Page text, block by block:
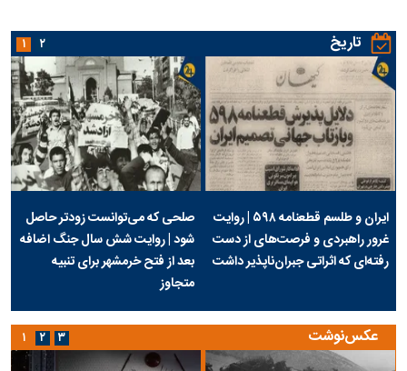
تاریخ
ایران و طلسم قطعنامه ۵۹۸ | روایت
غرور راهبردی و فرصت‌های از دست
رفته‌ای که اثراتی جبران‌ناپذیر داشت
صلحی که می‌توانست زودتر حاصل
شود | روایت شش سال جنگ اضافه
بعد از فتح خرمشهر برای تنبیه
متجاوز
۱ ۲
عکس‌نوشت ۱ ۲ ۳